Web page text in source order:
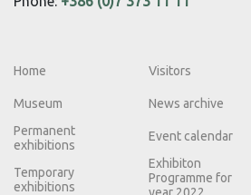
Home
Museum
Permanent
exhibitions
Temporary
exhibitions
Visitors
News archive
Event calendar
Exhibiton
Programme for
year 2022